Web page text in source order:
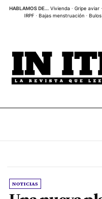
SkipHABLAMOS DE... Vivienda · Gripe aviar·
IRPF· Bajas menstruación ·
NOTICIAS